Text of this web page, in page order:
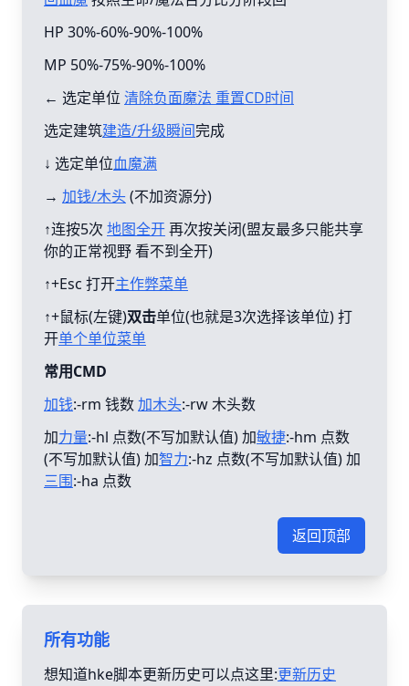
HP 30%-60%-90%-100%
MP 50%-75%-90%-100%
← 选定单位 清除负面魔法 重置CD时间
选定建筑建造/升级瞬间完成
↓ 选定单位血魔满
→ 加钱/木头(不加资源分)
↑连按5次 地图全开再次按关闭(盟友最多只能共享
你的正常视野 看不到全开)
↑+Esc 打开主作弊菜单
↑+鼠标(左键)双击单位(也就是3次选择该单位) 打
开单个单位菜单
常用CMD
加钱:-rm 钱数加木头:-rw 木头数
加力量:-hl 点数(不写加默认值) 加敏捷:-hm 点数
(不写加默认值) 加智力:-hz 点数(不写加默认值) 加
三围:-ha 点数
返回顶部
所有功能
想知道hke脚本更新历史可以点这里:更新历史